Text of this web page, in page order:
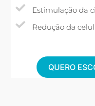
Estimulação da
Redução da
QUERO